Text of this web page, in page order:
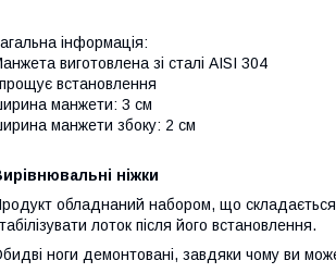
інформація:
виготовлена зі сталі AISI 304
встановлення
манжети: 3 см
манжети збоку: 2 см
ніжки
обладнаний набором, що
лоток після його встановлення.
ноги демонтовані, завдяки чому ви